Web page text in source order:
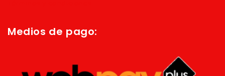
Medios de pago: